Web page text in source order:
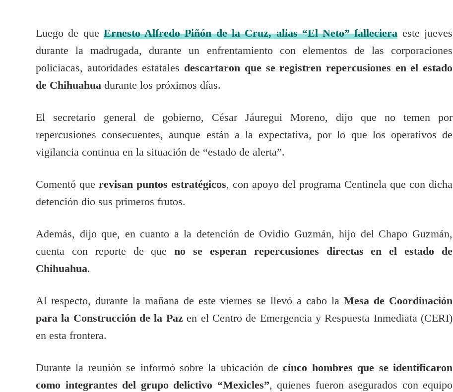
Luego de que Ernesto Alfredo Piñón de la Cruz, alias “El Neto” falleciera este jueves
durante la madrugada, durante un enfrentamiento con elementos de las corporaciones
policiacas, autoridades estatales descartaron que se registren repercusiones en el estado
de Chihuahua durante los próximos días.
El secretario general de gobierno, César Jáuregui Moreno, dijo que no temen por
repercusiones consecuentes, aunque están a la expectativa, por lo que los operativos de
vigilancia continua en la situación de “estado de alerta”.
Comentó que revisan puntos estratégicos, con apoyo del programa Centinela que con dicha
detención dio sus primeros frutos.
Además, dijo que, en cuanto a la detención de Ovidio Guzmán, hijo del Chapo Guzmán,
cuenta con reporte de queno se esperan repercusiones directas en el estado de
Chihuahua.
Al respecto, durante la mañana de este viernes se llevó a cabo la Mesa de Coordinación
para la Construcción de la Pazen el Centro de Emergencia y Respuesta Inmediata (CERI)
en esta frontera.
Durante la reunión se informó sobre la ubicación decinco hombres que se identificaron
como integrantes del grupo delictivo “Mexicles”, quienes fueron asegurados con equipo